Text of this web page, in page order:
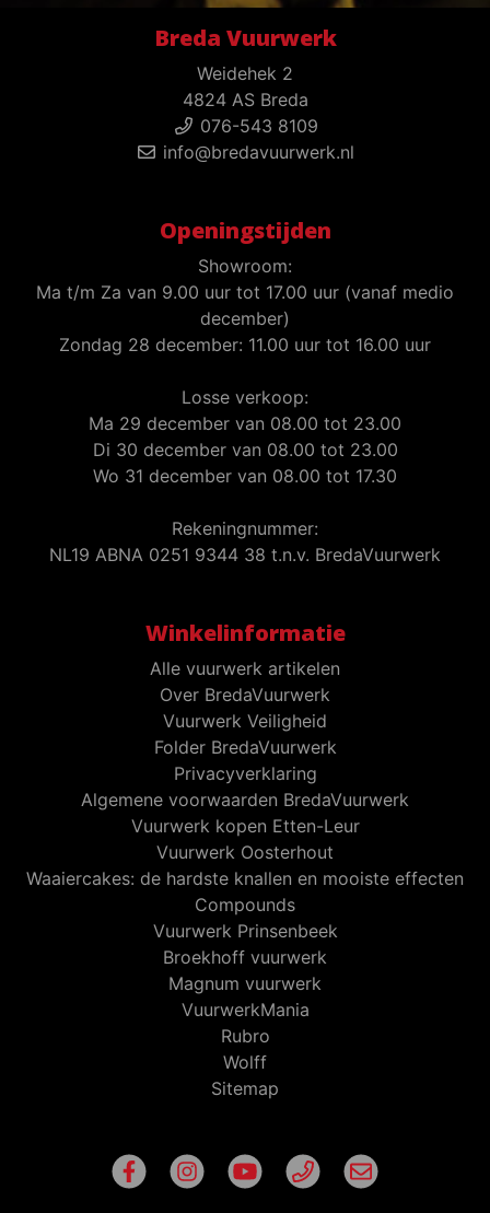
Breda Vuurwerk
Weidehek 2
4824 AS Breda
076-543 8109
info@bredavuurwerk.nl
Openingstijden
Showroom:
Ma t/m Za van 9.00 uur tot 17.00 uur (vanaf medio
december)
Zondag 28 december: 11.00 uur tot 16.00 uur
Losse verkoop:
Ma 29 december van 08.00 tot 23.00
Di 30 december van 08.00 tot 23.00
Wo 31 december van 08.00 tot 17.30
Rekeningnummer:
NL19 ABNA 0251 9344 38 t.n.v. BredaVuurwerk
Winkelinformatie
Alle vuurwerk artikelen
Over BredaVuurwerk
Vuurwerk Veiligheid
Folder BredaVuurwerk
Privacyverklaring
Algemene voorwaarden BredaVuurwerk
Vuurwerk kopen Etten-Leur
Vuurwerk Oosterhout
Waaiercakes: de hardste knallen en mooiste effecten
Compounds
Vuurwerk Prinsenbeek
Broekhoff vuurwerk
Magnum vuurwerk
VuurwerkMania
Rubro
Wolff
Sitemap